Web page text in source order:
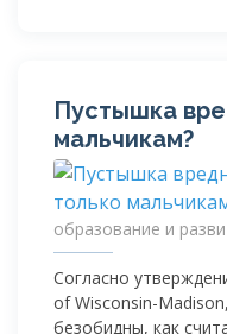
Пустышка
мальчикам?
образование и
Согласно
ofWisconsin-Madison
безобидны, как